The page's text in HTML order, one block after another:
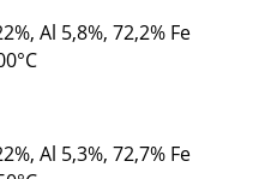
Al 5,8%, 72,2% Fe
Al 5,3%, 72,7% Fe